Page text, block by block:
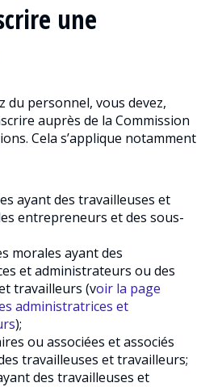
une
du personnel, vous devez,
auprès de la Commission
Cela s’applique notamment
ayant des travailleuses et
entrepreneurs et des sous-
morales ayant des
et administrateurs ou des
travailleurs (voir la page
administratrices et
);
ou associées et associés
travailleuses et travailleurs;
des travailleuses et